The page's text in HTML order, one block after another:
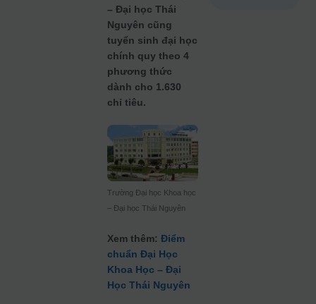
– Đại học Thái
Nguyên cũng
tuyển sinh đại học
chính quy theo 4
phương thức
dành cho 1.630
chỉ tiêu.
Trường Đại học Khoa học
– Đại học Thái Nguyên
Xem thêm:Điểm
chuẩn Đại Học
Khoa Học – Đại
Học Thái Nguyên